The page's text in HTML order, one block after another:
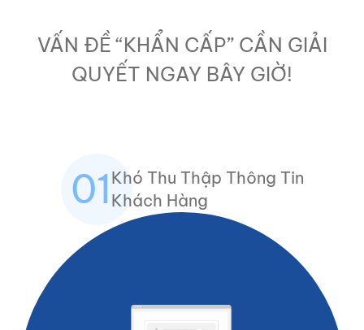
VẤN ĐỀ “KHẨN CẤP” CẦN GIẢI
QUYẾT NGAY BÂY GIỜ!
01 Khó Thu Thập Thông Tin
Khách Hàng